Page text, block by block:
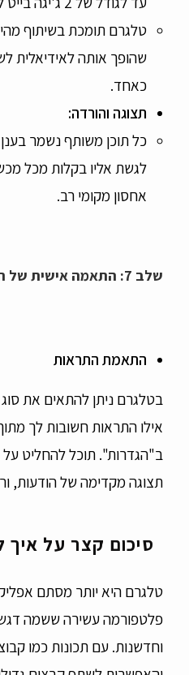
טלגרם תומכת בשיתוף
שהופך אותה לאידיאלית
כאחד.
תצוגה והורדה:
כל תוכן משותף נשמר
לגשת אליו בקלות מכל
אחסון מקומי רב.
שלב 7: התאמה אישית של ההתראות
התאמת התראות
בטלגרם ניתן להתאים את
אילו התראות חשובות לך
ב"הגדרות". תוכל להחליט
תצוגה מקדימה של הודעות,
סיכום קצר על
טלגרם היא יותר מסתם
פלטפורמה עשירה ששמה
וחדשנות. עם תכונות כמו